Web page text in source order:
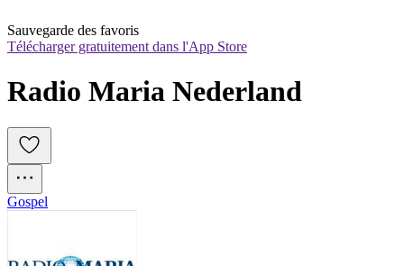
Sauvegarde des favoris
Télécharger gratuitement dans l'App Store
Radio Maria Nederland
Gospel